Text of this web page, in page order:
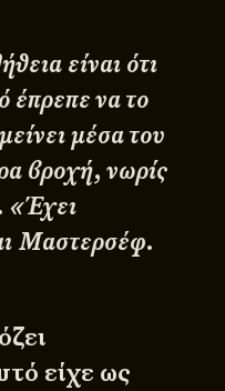
είναι ότι
έπρεπε να το
μέσα του
βροχή, νωρίς
«Έχει
Μαστερσέφ.
είχε ως